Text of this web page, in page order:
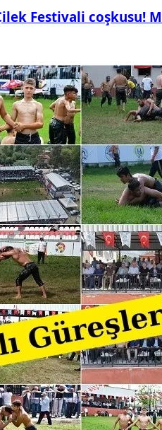
Festivali coşkusu!